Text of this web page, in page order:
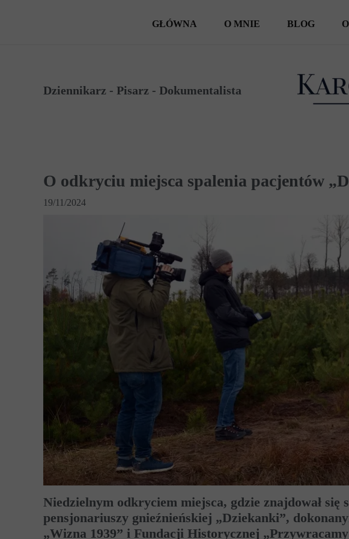
GŁÓWNA O MNIE BLOG
Dziennikarz - Pisarz - Dokumentalista
19/11/2024
O odkryciu miejsca spalenia pacjentów
Niedzielnym odkryciem miejsca, gdzie znajdował
pensjonariuszy gnieźnieńskiej „Dziekanki”,
„Wizna 1939” i Fundacji Historycznej